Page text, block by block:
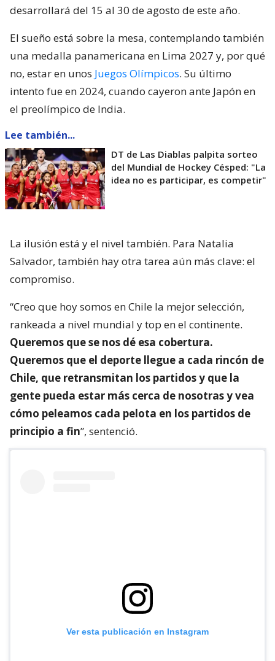
desarrollará del 15 al 30 de agosto de este año.
El sueño está sobre la mesa, contemplando también
una medalla panamericana en Lima 2027 y, por qué
no, estar en unos Juegos Olímpicos. Su último
intento fue en 2024, cuando cayeron ante Japón en
el preolímpico de India.
Lee también...
DT de Las Diablas palpita sorteo
del Mundial de Hockey Césped: "La
idea no es participar, es competir"
La ilusión está y el nivel también. Para Natalia
Salvador, también hay otra tarea aún más clave: el
compromiso.
“Creo que hoy somos en Chile la mejor selección,
rankeada a nivel mundial y top en el continente.
Queremos que se nos dé esa cobertura.
Queremos que el deporte llegue a cada rincón de
Chile, que retransmitan los partidos y que la
gente pueda estar más cerca de nosotras y vea
cómo peleamos cada pelota en los partidos de
principio a fin”, sentenció.
Ver esta publicación en Instagram